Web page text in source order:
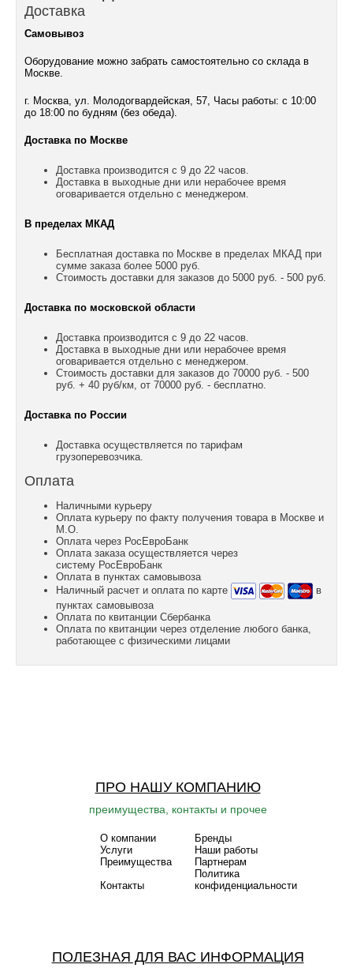
Доставка
Самовывоз
Оборудование можно забрать самостоятельно со склада в
Москве.
г. Москва, ул. Молодогвардейская, 57, Часы работы: с 10:00
до 18:00 по будням (без обеда).
Доставка по Москве
Доставка производится с 9 до 22 часов.
Доставка в выходные дни или нерабочее время
оговаривается отдельно с менеджером.
В пределах МКАД
Бесплатная доставка по Москве в пределах МКАД при
сумме заказа более 5000 руб.
Стоимость доставки для заказов до 5000 руб. - 500 руб.
Доставка по московской области
Доставка производится с 9 до 22 часов.
Доставка в выходные дни или нерабочее время
оговаривается отдельно с менеджером.
Стоимость доставки для заказов до 70000 руб. - 500
руб. + 40 руб/км, от 70000 руб. - бесплатно.
Доставка по России
Доставка осуществляется по тарифам
грузоперевозчика.
Оплата
Наличными курьеру
Оплата курьеру по факту получения товара в Москве и
М.О.
Оплата через РосЕвроБанк
Оплата заказа осуществляется через
систему РосЕвроБанк
Оплата в пунктах самовывоза
Наличный расчет и оплата по карте
в
пунктах самовывоза
Оплата по квитанции Сбербанка
Оплата по квитанции через отделение любого банка,
работающее с физическими лицами
ПРО НАШУ КОМПАНИЮ
преимущества, контакты и прочее
О компании
Бренды
Услуги
Наши работы
Преимущества
Партнерам
Контакты
Политика
конфиденциальности
ПОЛЕЗНАЯ ДЛЯ ВАС ИНФОРМАЦИЯ